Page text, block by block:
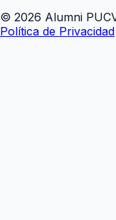
© 2026 Alumni
Política de Privacidad